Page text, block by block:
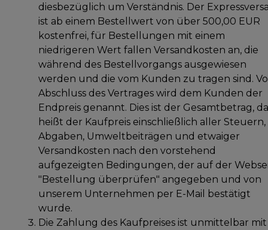
diesbezüglich um Verständnis. Der
ist ab einem Bestellwert von über 500,00 EUR
kostenfrei, für Bestellungen mit einem
niedrigeren Wert fallen Versandkosten an, die
während des Bestellvorgangs ausgewiesen
werden und die vom Kunden zu tragen sind.
Abschluss des Vertrages wird dem Kunden der
Endpreis genannt. Dies ist der Gesamtbetrag,
heißt der Kaufpreis einschließlich aller Steuern,
Abgaben, Umweltbeiträgen und etwaiger
Versandkosten nach den vorstehend
aufgezeigten Bedingungen, der auf der
"Bestellung überprüfen" angegeben und von
unserem Unternehmen per E-Mail bestätigt
wurde.
Die Zahlung des Kaufpreises ist unmittelbar mit